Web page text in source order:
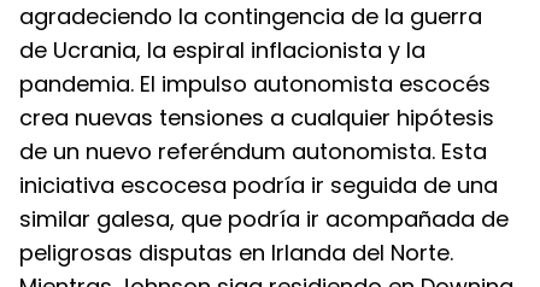
agradeciendo la contingencia de la guerra
de Ucrania, la espiral inflacionista y la
pandemia. El impulso autonomista escocés
crea nuevas tensiones a cualquier hipótesis
de un nuevo referéndum autonomista. Esta
iniciativa escocesa podría ir seguida de una
similar galesa, que podría ir acompañada de
peligrosas disputas en Irlanda del Norte.